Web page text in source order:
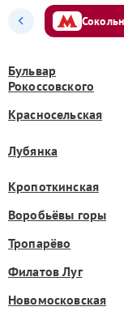
Бульвар
Рокоссовского
Красносельская
Лубянка
Кропоткинская
Воробьёвы горы
Тропарёво
Филатов Луг
Новомосковская